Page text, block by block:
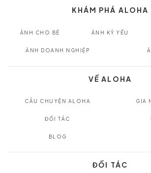
KHÁM PHÁ ALOHA
ẢNH CHO BÉ ẢNH KỶ YẾU
ẢNH DOANH NGHIỆP
VỀ ALOHA
CÂU CHUYỆN ALOHA GIA
ĐỐI TÁC
BLOG
ĐỐI TÁC